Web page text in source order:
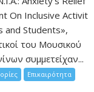
On Inclusive Activit
and Students»,
του Μουσικού
συμμετείχαν...
Επικαιρότητα